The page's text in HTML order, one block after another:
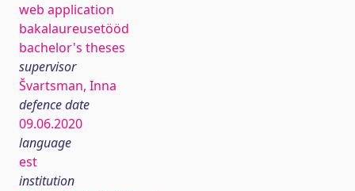
web application
bakalaureusetööd
bachelor's theses
supervisor
Švartsman, Inna
defence date
09.06.2020
language
est
institution